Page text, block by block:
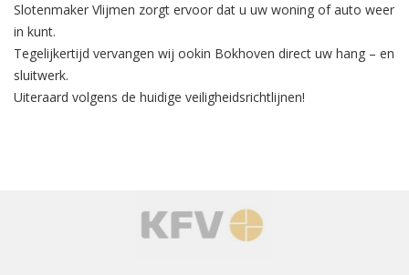
Slotenmaker Vlijmen zorgt ervoor dat u uw woning of auto weer
in kunt.
Tegelijkertijd vervangen wij ookin Bokhoven direct uw hang – en
sluitwerk.
Uiteraard volgens de huidige veiligheidsrichtlijnen!